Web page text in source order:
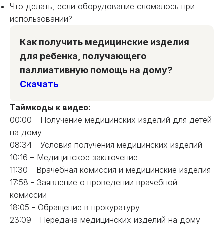
Что делать, если оборудование сломалось при
использовании?
Как получить медицинские изделия
для ребенка, получающего
паллиативную помощь на дому?
Скачать
Таймкоды к видео:
00:00 - Получение медицинских изделий для детей
на дому
08:34 - Условия получения медицинских изделий
10:16 – Медицинское заключение
11:30 - Врачебная комиссия и медицинские изделия
17:58 - Заявление о проведении врачебной
комиссии
18:05 - Обращение в прокуратуру
23:09 - Передача медицинских изделий на дому